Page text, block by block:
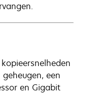
een
en Gigabit